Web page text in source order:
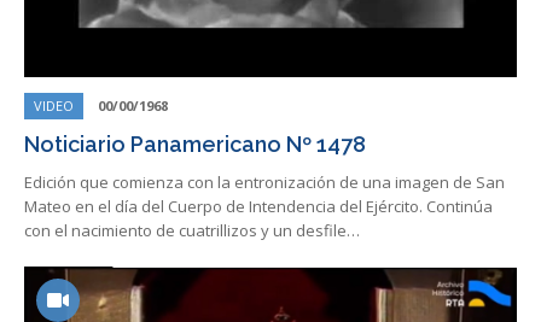
VIDEO 00/00/1968
Noticiario Panamericano Nº 1478
Edición que comienza con la entronización de una imagen de San
Mateo en el día del Cuerpo de Intendencia del Ejército. Continúa
con el nacimiento de cuatrillizos y un desfile…